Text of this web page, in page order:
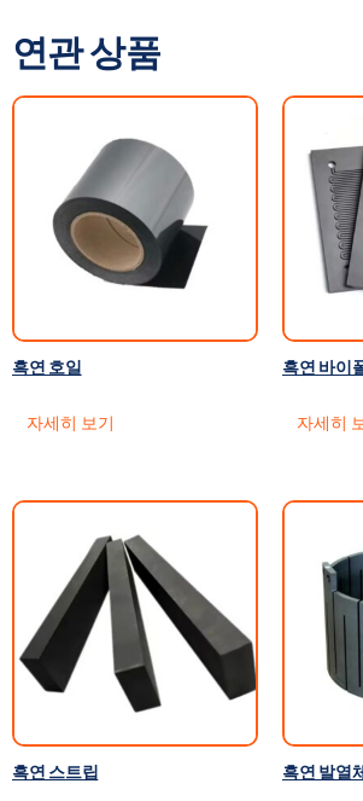
연관 상품
흑연 호일
자세히 보기
흑연 바이
자세히
흑연 스트립 흑연 발열